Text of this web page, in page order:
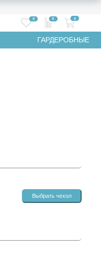
0 0 0
ГАРДЕРОБНЫЕ
Выбрать чехол